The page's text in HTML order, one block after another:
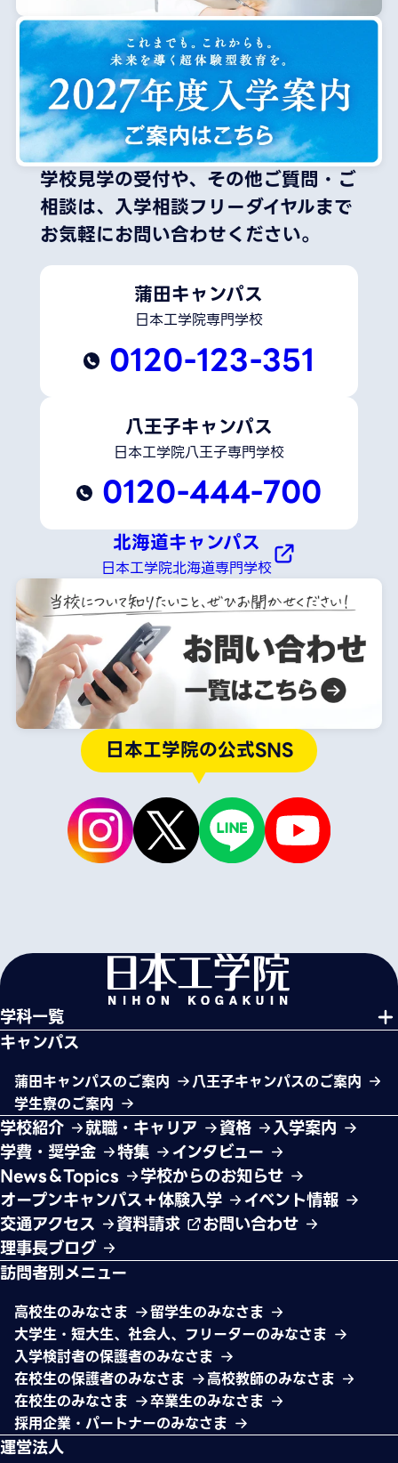
学校見学の受付や、その他ご質問・ご
相談は、 入学相談フリーダイヤルまで
お気軽にお問い合わせください。
蒲田キャンパス
日本工学院専門学校
0120-123-351
八王子キャンパス
日本工学院八王子専門学校
0120-444-700
北海道キャンパス
日本工学院北海道専門学校
日本工学院の公式SNS
学科一覧
キャンパス
蒲田キャンパスのご案内
八王子キャンパスのご案内
学生寮のご案内
学校紹介 就職・キャリア 資格
入学案内
学費・奨学金
特集
インタビュー
News＆Topics
学校からのお知らせ
オープンキャンパス＋体験入学
イベント情報
交通アクセス
資料請求
お問い合わせ
理事長ブログ
訪問者別メニュー
高校生のみなさま
留学生のみなさま
大学生・短大生、社会人、フリーターのみなさま
入学検討者の保護者のみなさま
在校生の保護者のみなさま
高校教師のみなさま
在校生のみなさま
卒業生のみなさま
採用企業・パートナーのみなさま
運営法人